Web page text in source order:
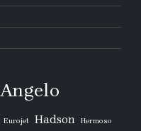
Angelo
Eurojet Hadson Hermoso